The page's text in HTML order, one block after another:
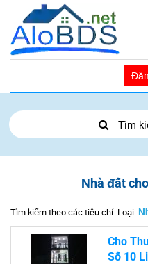
Tìm
Nhà đất
Tìm kiếm theo các tiêu chí: Loại:
Cho
Số 10